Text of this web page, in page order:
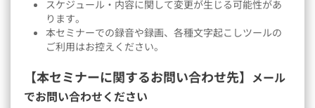
スケジュール・内容に関して変更が生じる可能性があ
ります。
本セミナーでの録音や録画、各種文字起こしツールの
ご利用はお控えください。
【本セミナーに関するお問い合わせ先】 メール
でお問い合わせください